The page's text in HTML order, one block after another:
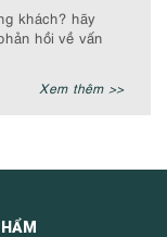
khách? hãy
hồi về vấn
Xem thêm >>